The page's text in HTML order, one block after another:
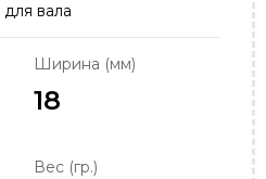
вала
Ширина (мм)
18
Вес (гр.)